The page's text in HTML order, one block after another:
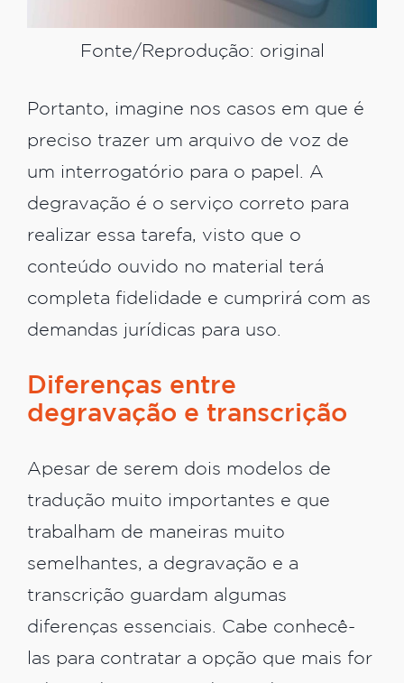
Fonte/Reprodução: original
Portanto, imagine nos casos em que é
preciso trazer um arquivo de voz de
um interrogatório para o papel. A
degravação é o serviço correto para
realizar essa tarefa, visto que o
conteúdo ouvido no material terá
completa fidelidade e cumprirá com as
demandas jurídicas para uso.
Diferenças entre
degravação e transcrição
Apesar de serem dois modelos de
tradução muito importantes e que
trabalham de maneiras muito
semelhantes, a degravação e a
transcrição guardam algumas
diferenças essenciais. Cabe conhecê-
las para contratar a opção que mais for